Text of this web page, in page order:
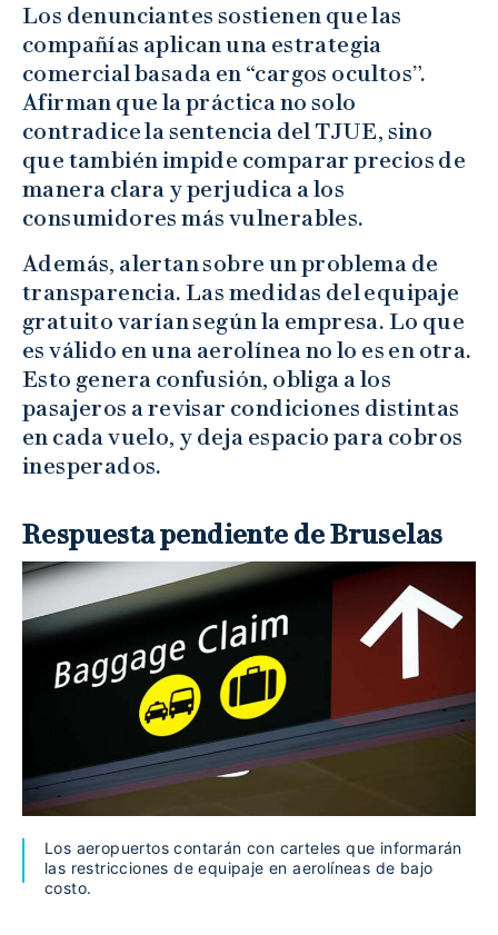
Los denunciantes sostienen que las
compañías aplican una estrategia
comercial basada en “cargos ocultos”.
Afirman que la práctica no solo
contradice la sentencia del TJUE, sino
que también impide comparar precios de
manera clara y perjudica a los
consumidores más vulnerables.
Además, alertan sobre un problema de
transparencia. Las medidas del equipaje
gratuito varían según la empresa. Lo que
es válido en una aerolínea no lo es en otra.
Esto genera confusión, obliga a los
pasajeros a revisar condiciones distintas
en cada vuelo, y deja espacio para cobros
inesperados.
Respuesta pendiente de Bruselas
Los aeropuertos contarán con carteles que informarán
las restricciones de equipaje en aerolíneas de bajo
costo.